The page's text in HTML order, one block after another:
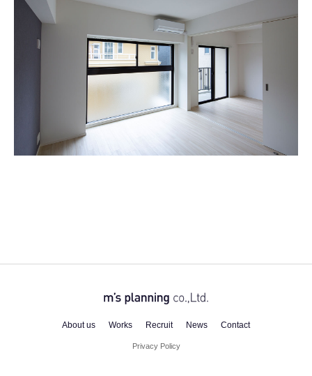
About us Works Recruit News Contact
Privacy Policy